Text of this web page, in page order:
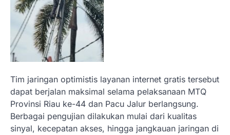
Tim jaringan optimistis layanan internet gratis tersebut
dapat berjalan maksimal selama pelaksanaan MTQ
Provinsi Riau ke-44 dan Pacu Jalur berlangsung.
Berbagai pengujian dilakukan mulai dari kualitas
sinyal, kecepatan akses, hingga jangkauan jaringan di